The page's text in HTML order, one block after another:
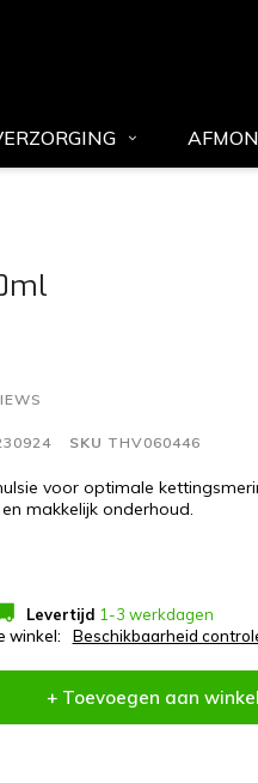
SKU THV060446
voor optimale
makkelijk onderhoud.
Levertijd 1-3 werkdagen
winkel:
Beschikbaarheid
+ Toevoegen aan